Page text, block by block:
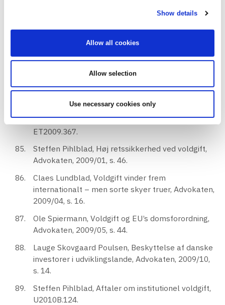
Show details
Allow all cookies
Allow selection
Use necessary cookies only
Arne Bierfreund, Erhvervslivets tvister og de
Oliver Talevski og Steffen Pihlblad,
investeringer i udlandet - en introduktion,
U2009B.277.
Oliver Talevski og Steffen Pihlblad, Retningslinjer
for udformning af en voldgiftskendelse,
ET2009.367.
Steffen Pihlblad, Høj retssikkerhed ved voldgift,
Advokaten, 2009/01, s. 46.
Claes Lundblad, Voldgift vinder frem
internationalt – men sorte skyer truer, Advokaten,
2009/04, s. 16.
Ole Spiermann, Voldgift og EU’s domsforordning,
Advokaten, 2009/05, s. 44.
Lauge Skovgaard Poulsen, Beskyttelse af danske
investorer i udviklingslande, Advokaten, 2009/10,
s. 14.
Steffen Pihlblad, Aftaler om institutionel voldgift,
U2010B.124.